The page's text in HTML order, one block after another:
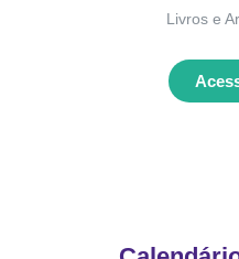
Livros e